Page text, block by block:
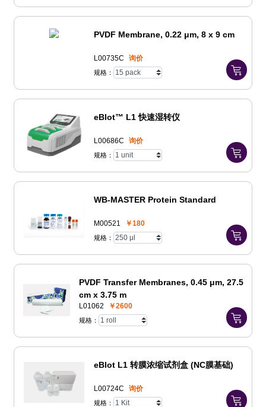
PVDF Membrane, 0.22 μm, 8 x 9 cm
L00735C 询价
规格：
eBlot™ L1 快速湿转仪
L00686C 询价
规格：
WB-MASTER Protein Standard
M00521 ￥180
规格：
PVDF Transfer Membranes, 0.45 μm, 27.5
cm x 3.75 m
L01062 ￥2600
规格：
eBlot L1 转膜浓缩试剂盒 (NC膜基础)
L00724C 询价
规格：